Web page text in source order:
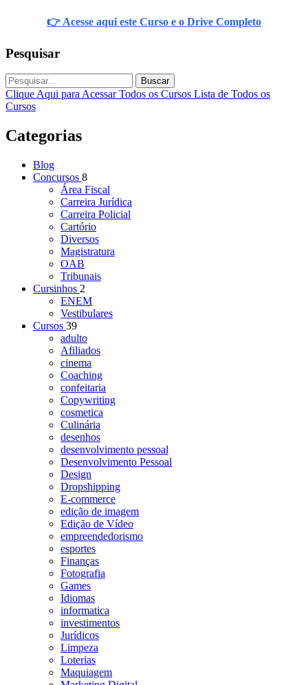
👉 Acesse aqui este Curso e o Drive Completo
Pesquisar
Buscar
Clique Aqui para Acessar Todos os Cursos Lista de Todos os
Cursos
Categorias
Blog
Concursos 8
Área Fiscal
Carreira Jurídica
Carreira Policial
Cartório
Diversos
Magistratura
OAB
Tribunais
Cursinhos 2
ENEM
Vestibulares
Cursos 39
adulto
Afiliados
cinema
Coaching
confeitaria
Copywriting
cosmetica
Culinária
desenhos
desenvolvimento pessoal
Desenvolvimento Pessoal
Design
Dropshipping
E-commerce
edição de imagem
Edição de Vídeo
empreendedorismo
esportes
Finanças
Fotografia
Games
Idiomas
informatica
investimentos
Jurídicos
Limpeza
Loterias
Maquiagem